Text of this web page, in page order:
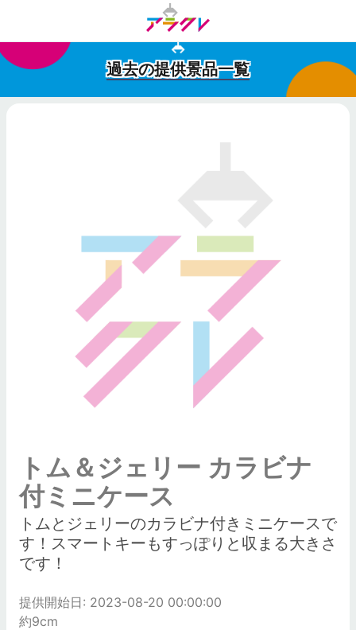
過去の提供景品一覧
トム＆ジェリー カラビナ
付ミニケース
トムとジェリーのカラビナ付きミニケースで
す！スマートキーもすっぽりと収まる大きさ
です！
提供開始日: 2023-08-20 00:00:00
約9cm